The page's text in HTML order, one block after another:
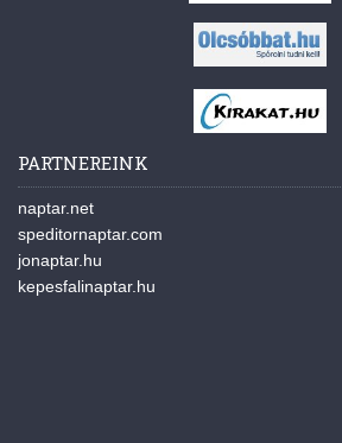
PARTNEREINK
naptar.net
speditornaptar.com
jonaptar.hu
kepesfalinaptar.hu